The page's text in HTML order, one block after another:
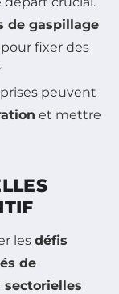
de gaspillage
pour fixer des
peuvent
et mettre
les défis
de
sectorielles